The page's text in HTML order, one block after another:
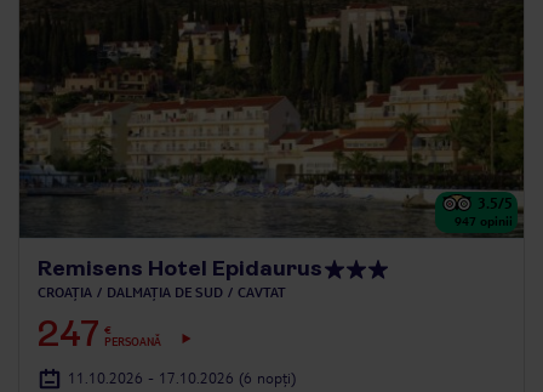
3.5/5
947 opinii
Remisens Hotel Epidaurus
CROAȚIA DALMAȚIA DE SUD CAVTAT
247 €
PERSOANĂ
11.10.2026 - 17.10.2026 (6 nopți)